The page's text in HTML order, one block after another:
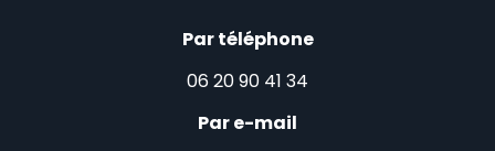
Par téléphone
06 20 90 41 34
Par e-mail